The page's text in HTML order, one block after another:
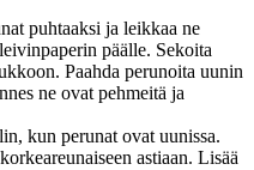
puhtaaksi ja leikkaa ne
päälle. Sekoita
Paahda perunoita uunin
ne ovat pehmeitä ja
kun perunat ovat uunissa.
astiaan. Lisää